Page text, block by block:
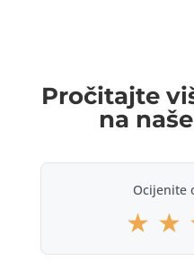
Pročitajte
na
Ocijenite
★ ★